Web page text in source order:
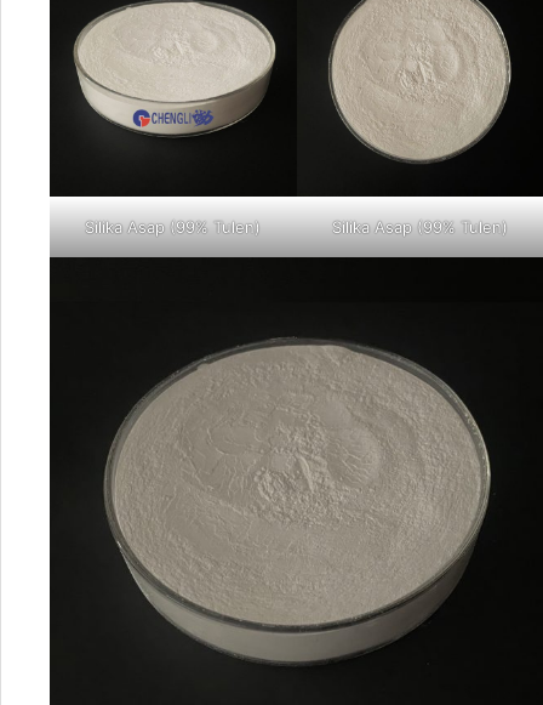
Silika Asap (99% Tulen) Silika Asap (99% Tulen)